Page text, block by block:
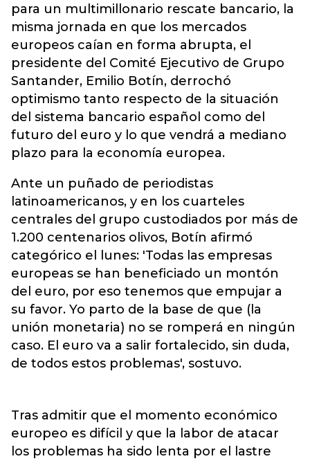
para un multimillonario rescate bancario, la
misma jornada en que los mercados
europeos caían en forma abrupta, el
presidente del Comité Ejecutivo de Grupo
Santander, Emilio Botín, derrochó
optimismo tanto respecto de la situación
del sistema bancario español como del
futuro del euro y lo que vendrá a mediano
plazo para la economía europea.
Ante un puñado de periodistas
latinoamericanos, y en los cuarteles
centrales del grupo custodiados por más de
1.200 centenarios olivos, Botín afirmó
categórico el lunes: 'Todas las empresas
europeas se han beneficiado un montón
del euro, por eso tenemos que empujar a
su favor. Yo parto de la base de que (la
unión monetaria) no se romperá en ningún
caso. El euro va a salir fortalecido, sin duda,
de todos estos problemas', sostuvo.
Tras admitir que el momento económico
europeo es difícil y que la labor de atacar
los problemas ha sido lenta por el lastre